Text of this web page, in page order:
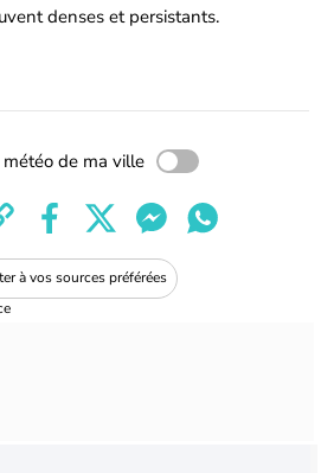
denses et persistants.
météo de ma ville
à vos sources préférées